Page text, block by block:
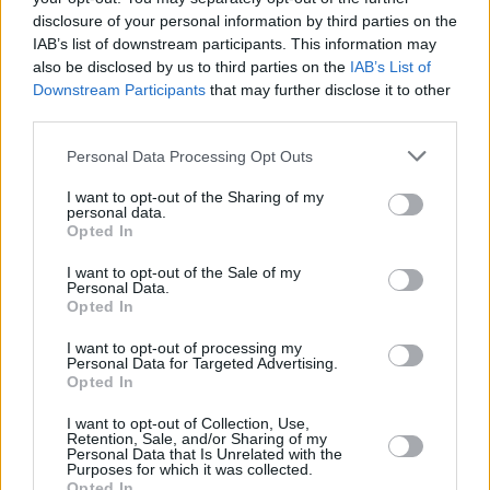
disclosure of your personal information by third parties on the
IAB’s list of downstream participants. This information may
also be disclosed by us to third parties on the IAB’s List of
Downstream Participants that may further disclose it to other
Personal Data Processing Opt Outs
I want to opt-out of the Sharing of my
personal data.
Opted In
I want to opt-out of the Sale of my
Personal Data.
Opted In
I want to opt-out of processing my
Personal Data for Targeted Advertising.
Opted In
I want to opt-out of Collection, Use,
Retention, Sale, and/or Sharing of my
Personal Data that Is Unrelated with the
Purposes for which it was collected.
Διονύσης Αντωνέλλος
Δημοσιογράφος με εμπειρία σε blogging, ραδιόφωνο και
τηλεόραση. Εξειδίκευση στα ελληνοτουρκικά, τον
Ολυμπιακό και τον στίβο, με ρεπορτάζ και αναλύσεις από
πρώτο χέρι που προσφέρουν γνώση και έμπνευση.
Το άρθρο δεν έχει ακόμα βαθμολογηθεί.
Βαθμολογήστε αυτό το άρθρο:
★★★